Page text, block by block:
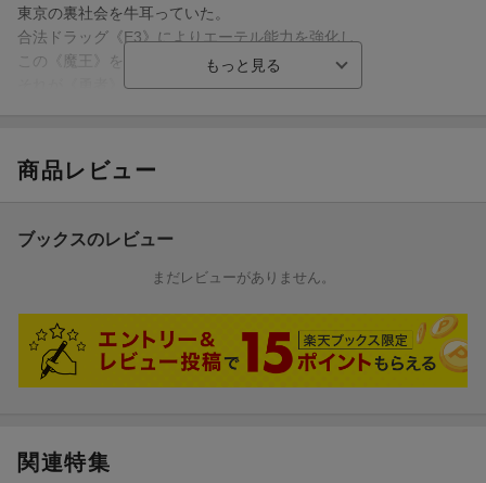
東京の裏社会を牛耳っていた。
合法ドラッグ《E3》によりエーテル能力を強化し、
この《魔王》を狩る合法の賞金稼ぎ、
それが《勇者》であるーーー
ヤシロの元に押しかけてきたのは、
偶然助けた勇者見習い・城ヶ峰。
なし崩し的に3人の勇者見習い女子高生の
師匠をやるハメになった勇者・ヤシロは、
降りかかる災難の中で驚愕の事実を知る！
『ニコニコ静画』『コミックボーダー』SNS他で話題沸騰！
賞金稼ぎ（勇者）とマフィア（魔王）が斬り合う現代異能バトル!!
注目度急上昇のモンスターコンテンツ・緊迫の第2巻
漫画：ナカシマ723
商品レビュー
ブックスのレビュー
まだレビューがありません。
関連特集